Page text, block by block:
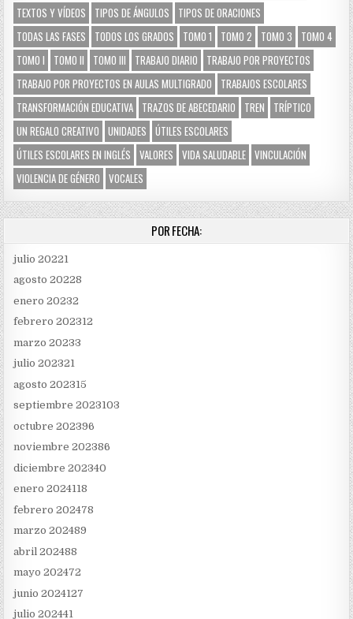
TEXTOS Y VÍDEOS
TIPOS DE ÁNGULOS
TIPOS DE ORACIONES
TODAS LAS FASES
TODOS LOS GRADOS TOMO 1 TOMO 2 TOMO 3
TOMO 4
TOMO I
TOMO II TOMO III TRABAJO DIARIO
TRABAJO POR PROYECTOS
TRABAJO POR PROYECTOS EN AULAS MULTIGRADO
TRABAJOS ESCOLARES
TRANSFORMACIÓN EDUCATIVA TRAZOS DE ABECEDARIO TREN
TRÍPTICO
UN REGALO CREATIVO
UNIDADES
ÚTILES ESCOLARES
ÚTILES ESCOLARES EN INGLÉS
VALORES VIDA SALUDABLE VINCULACIÓN
VIOLENCIA DE GÉNERO
VOCALES
POR FECHA:
julio 20221
agosto 20228
enero 20232
febrero 202312
marzo 20233
julio 202321
agosto 202315
septiembre 2023103
octubre 202396
noviembre 202386
diciembre 202340
enero 2024118
febrero 202478
marzo 202489
abril 202488
mayo 202472
junio 2024127
julio 202441